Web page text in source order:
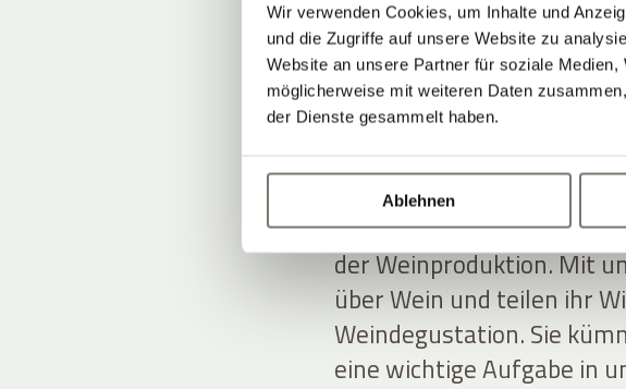
Wir verwenden Cookies, um Inhalte und
und die Zugriffe auf unsere Website zu
Website an unsere Partner für soziale
möglicherweise mit weiteren Daten
der Dienste gesammelt haben.
Ablehnen
Die Gastfreundschaft
weitergegeben. Sie
und Charme – auch in
Andreas und Thomas
Kulissen. Sie sind ein
der Weinproduktion. Mit
über Wein und teilen ihr
Weindegustation. Sie
eine wichtige Aufgabe in